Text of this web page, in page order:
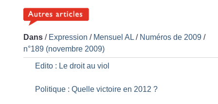
Dans / Expression / Mensuel AL / Numéros de 2009 /
n°189 (novembre 2009)
Edito : Le droit au viol
Politique : Quelle victoire en 2012 ?